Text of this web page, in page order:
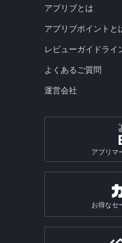
アプリブとは
アプリブポイントと
レビューガイドライ
よくあるご質問
運営会社
アプリマ
お得なセ